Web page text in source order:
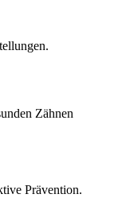
Zähnen
Prävention.